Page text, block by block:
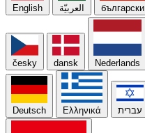
English العربيّة български
česky dansk Nederlands
Deutsch Ελληνικά עברית